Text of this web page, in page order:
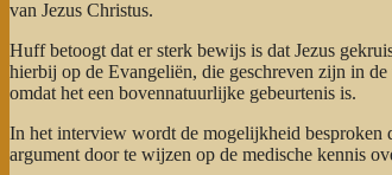
van Jezus Christus.
Huff betoogt dat er sterk bewijs is dat Jezus
hierbij op de Evangeliën, die geschreven zijn in
omdat het een bovennatuurlijke gebeurtenis is.
In het interview wordt de mogelijkheid besproken
argument door te wijzen op de medische kennis